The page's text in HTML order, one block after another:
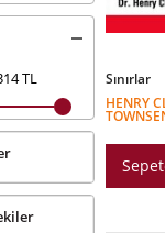
TL
Sınırlar
HENRY